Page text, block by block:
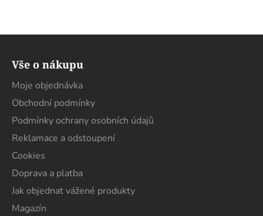
Vše o nákupu
Moje objednávka
Obchodní podmínky
Podmínky ochrany osobních údajů
Reklamace a odstoupení
Cookies
Doprava a platba
Jak objednat vážené produkty
Magazín